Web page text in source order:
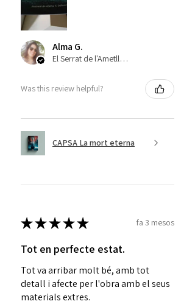
Alma G.
El Serrat de l'Ametlla, ES-CT
Was this review helpful?
CAPSA La mort eterna
★★★★★ fa 3 mesos
Tot en perfecte estat.
Tot va arribar molt bé, amb tot
detall i afecte per l'obra amb el seus
materials extres.